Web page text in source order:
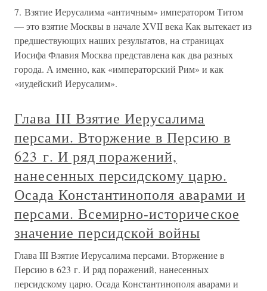
7. Взятие Иерусалима «античным» императором Титом
— это взятие Москвы в начале XVII века Как вытекает из
предшествующих наших результатов, на страницах
Иосифа Флавия Москва представлена как два разных
города. А именно, как «императорский Рим» и как
«иудейский Иерусалим».
Глава III Взятие Иерусалима
персами. Вторжение в Персию в
623 г. И ряд поражений,
нанесенных персидскому царю.
Осада Константинополя аварами и
персами. Всемирно-историческое
значение персидской войны
Глава III Взятие Иерусалима персами. Вторжение в
Персию в 623 г. И ряд поражений, нанесенных
персидскому царю. Осада Константинополя аварами и